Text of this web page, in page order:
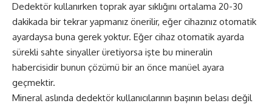
Dedektör kullanırken toprak ayar sıklığını ortalama 20-30
dakikada bir tekrar yapmanız önerilir, eğer cihazınız otomatik
ayardaysa buna gerek yoktur. Eğer cihaz otomatik ayarda
sürekli sahte sinyaller üretiyorsa işte bu mineralin
habercisidir bunun çözümü bir an önce manüel ayara
geçmektir.
Mineral aslında dedektör kullanıcılarının başının belası değil